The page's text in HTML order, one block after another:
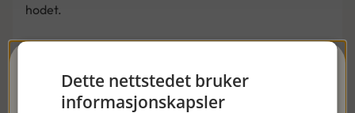
hodet.
Forfatter
Tarryn Fisher
FÅ 10 % RABATT
Dette nettstedet bruker
informasjonskapsler